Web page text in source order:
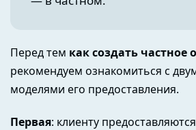
Перед тем как создать частное
рекомендуем ознакомиться с
моделями его предоставления.
Первая: клиенту